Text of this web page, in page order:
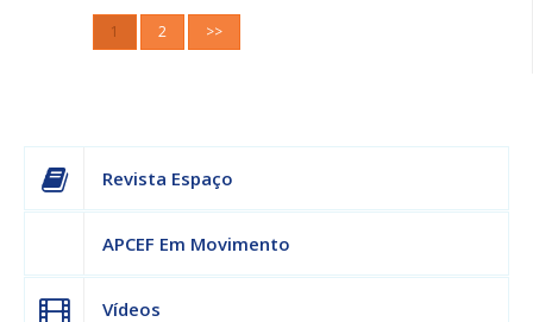
1 2 >>
Revista Espaço
APCEF Em Movimento
Vídeos